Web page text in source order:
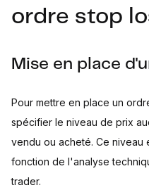
ordre stop
Mise en place
Pour mettre en place un
spécifier le niveau de prix
vendu ou acheté. Ce niveau
fonction de l'analyse
trader.